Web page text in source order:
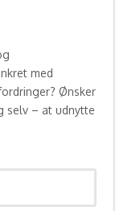
med
Ønsker
selv – at udnytte